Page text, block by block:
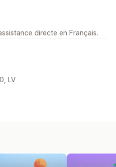
directe en Français.
LV